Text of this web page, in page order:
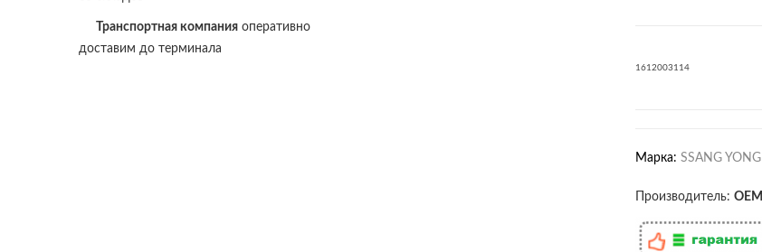
Транспортная компания оперативно
доставим до терминала
1612003114
Марка: SSANG YONG
Производитель: OEM